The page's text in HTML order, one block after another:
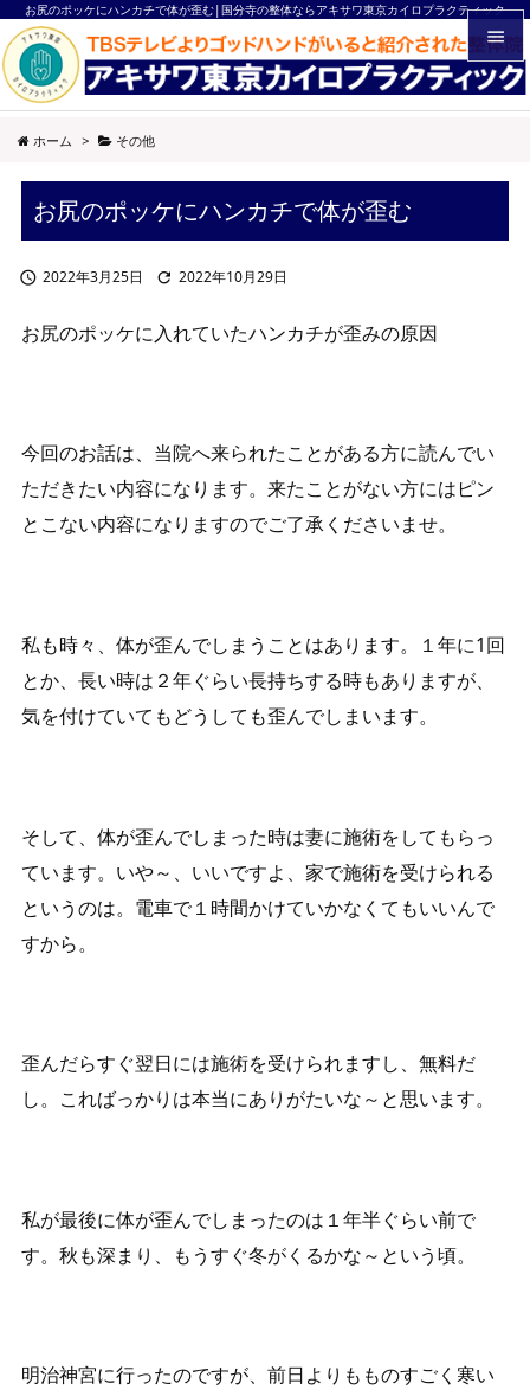
お尻のポッケにハンカチで体が歪む|国分寺の整体ならアキサワ東京カイロプラクティック


メニュ
ホーム > その他
お尻のポッケにハンカチで体が歪む
 2022年3月25日  2022年10月29日
お尻のポッケに入れていたハンカチが歪みの原因
今回のお話は、当院へ来られたことがある方に読んでい
ただきたい内容になります。来たことがない方にはピン
とこない内容になりますのでご了承くださいませ。
私も時々、体が歪んでしまうことはあります。１年に1回
とか、長い時は２年ぐらい長持ちする時もありますが、
気を付けていてもどうしても歪んでしまいます。
そして、体が歪んでしまった時は妻に施術をしてもらっ
ています。いや～、いいですよ、家で施術を受けられる
というのは。電車で１時間かけていかなくてもいいんで
すから。
歪んだらすぐ翌日には施術を受けられますし、無料だ
し。こればっかりは本当にありがたいな～と思います。
私が最後に体が歪んでしまったのは１年半ぐらい前で
す。秋も深まり、もうすぐ冬がくるかな～という頃。
明治神宮に行ったのですが、前日よりもものすごく寒い